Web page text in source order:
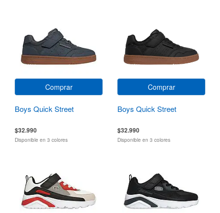
Comprar
Boys Quick Street
$32.990
Disponible en 3 colores
Comprar
Boys Quick Street
$32.990
Disponible en 3 colores